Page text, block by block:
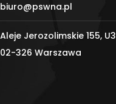
biuro@pswna.pl
Aleje Jerozolimskie 155, U3
02-326 Warszawa